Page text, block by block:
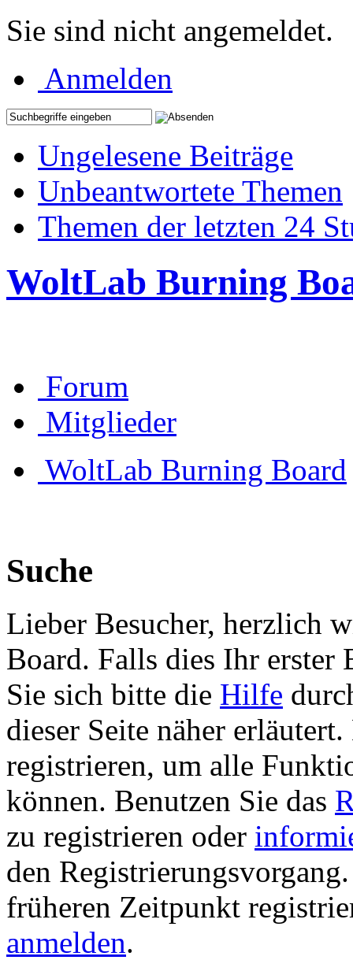
Sie sind nicht angemeldet.
Anmelden
Ungelesene Beiträge
Unbeantwortete Themen
Themen der letzten 24
WoltLab Burning
Forum
Mitglieder
WoltLab Burning Board
Suche
Lieber Besucher, herzlich
Board. Falls dies Ihr erster
Sie sich bitte die Hilfe
dieser Seite näher
registrieren, um alle
können. Benutzen Sie das
zu registrieren oder
den
früheren Zeitpunkt
anmelden.